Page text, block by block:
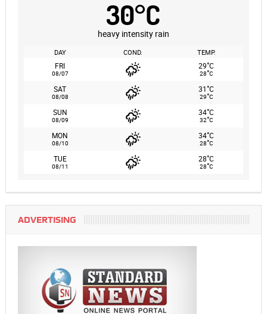
30°C
heavy intensity rain
DAY COND. TEMP.
FRI
08/07
29°C
28°C
SAT
08/08
31°C
29°C
SUN
08/09
34°C
32°C
MON
08/10
34°C
28°C
TUE
08/11
28°C
28°C
ADVERTISING